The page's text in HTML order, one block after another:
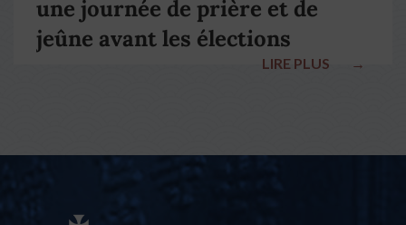
une journée de prière et de
jeûne avant les élections
LIRE PLUS →